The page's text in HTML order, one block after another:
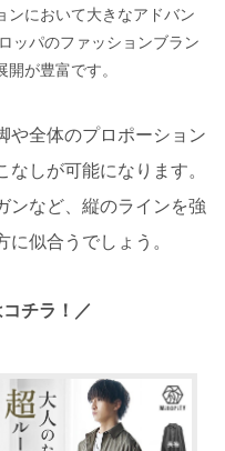
ンにおいて大きなアドバン
ッパのファッションブラン
が豊富です。
や全体のプロポーション
しが可能になります。
ンなど、縦のラインを強
似合うでしょう。
チラ！／